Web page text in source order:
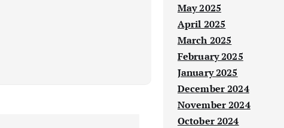
May 2025
April 2025
March 2025
February 2025
January 2025
December 2024
November 2024
October 2024